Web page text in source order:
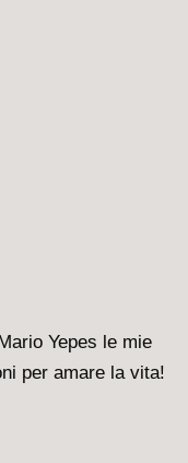
Yepes le mie
per amare la vita!